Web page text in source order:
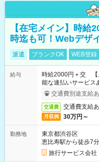
【在宅メイン】時
時迄も可！Webデザ
派遣 ブランクOK WEB登録
給与
時給2000円＋交 【
能な速払いサービス
交通費別途支給
交通費 交通費支給
月収例 30万円～
勤務地
東京都渋谷区
恵比寿駅から徒歩7分
旅行サービス会社